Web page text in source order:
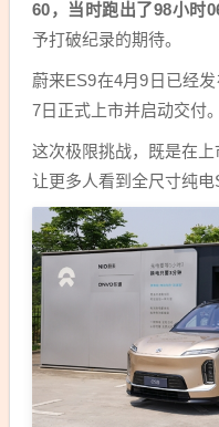
60，当时跑出了98小时
予打破纪录的期待。
蔚来ES9在4月9日已经
7日正式上市并启动交付。
这次极限挑战，既是在
让更多人看到全尺寸纯电